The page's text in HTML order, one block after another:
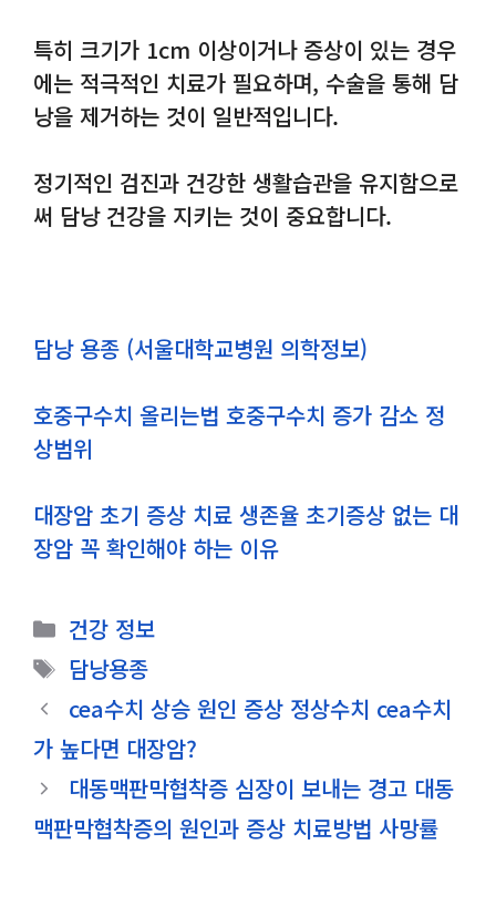
특히 크기가 1cm 이상이거나 증상이 있는 경우
에는 적극적인 치료가 필요하며, 수술을 통해 담
낭을 제거하는 것이 일반적입니다.
정기적인 검진과 건강한 생활습관을 유지함으로
써 담낭 건강을 지키는 것이 중요합니다.
담낭 용종 (서울대학교병원 의학정보)
호중구수치 올리는법 호중구수치 증가 감소 정
상범위
대장암 초기 증상 치료 생존율 초기증상 없는 대
장암 꼭 확인해야 하는 이유
카
테
고
리
건강 정보
태
그
담낭용종
cea수치 상승 원인 증상 정상수치 cea수치
가 높다면 대장암?
대동맥판막협착증 심장이 보내는 경고 대동
맥판막협착증의 원인과 증상 치료방법 사망률